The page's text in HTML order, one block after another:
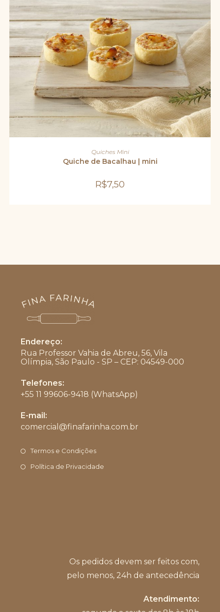
Quiches Mini
Quiche de Bacalhau | mini
R$7,50
Endereço:
Rua Professor Vahia de Abreu, 56, Vila
Olímpia, São Paulo - SP – CEP: 04549-000
Telefones:
+55 11 99606-9418 (WhatsApp)
em
seu
E-mail:
comercial@finafarinha.com.brAbre
Termos e Condições
Política de Privacidade
Os pedidos devem ser feitos com,
pelo menos, 24h de antecedência
Atendimento: